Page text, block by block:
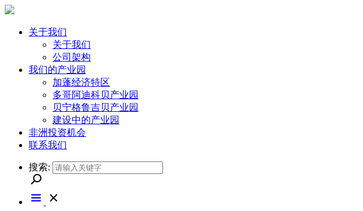
关于我们
关于我们
公司架构
我们的产业园
加蓬经济特区
多哥阿迪科贝产业园
贝宁格鲁吉贝产业园
建设中的产业园
非洲投资机会
联系我们
搜索: